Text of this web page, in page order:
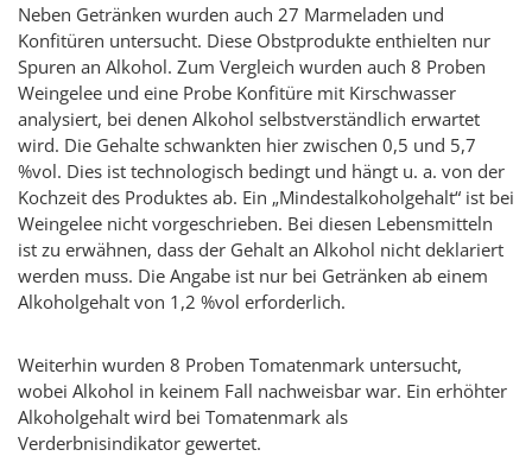
Neben Getränken wurden auch 27 Marmeladen und
Konfitüren untersucht. Diese Obstprodukte enthielten nur
Spuren an Alkohol. Zum Vergleich wurden auch 8 Proben
Weingelee und eine Probe Konfitüre mit Kirschwasser
analysiert, bei denen Alkohol selbstverständlich erwartet
wird. Die Gehalte schwankten hier zwischen 0,5 und 5,7
%vol. Dies ist technologisch bedingt und hängt u. a. von der
Kochzeit des Produktes ab. Ein „Mindestalkoholgehalt“ ist bei
Weingelee nicht vorgeschrieben. Bei diesen Lebensmitteln
ist zu erwähnen, dass der Gehalt an Alkohol nicht deklariert
werden muss. Die Angabe ist nur bei Getränken ab einem
Alkoholgehalt von 1,2 %vol erforderlich.
Weiterhin wurden 8 Proben Tomatenmark untersucht,
wobei Alkohol in keinem Fall nachweisbar war. Ein erhöhter
Alkoholgehalt wird bei Tomatenmark als
Verderbnisindikator gewertet.